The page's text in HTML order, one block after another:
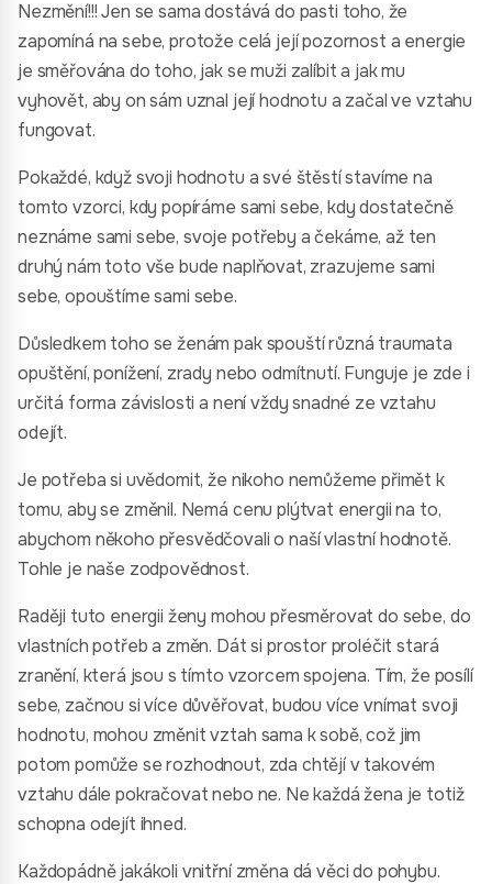
Nezmění!!! Jen se sama dostává do pasti toho, že
zapomíná na sebe, protože celá její pozornost a energie
je směřována do toho, jak se muži zalíbit a jak mu
vyhovět, aby on sám uznal její hodnotu a začal ve vztahu
fungovat.
Pokaždé, když svoji hodnotu a své štěstí stavíme na
tomto vzorci, kdy popíráme sami sebe, kdy dostatečně
neznáme sami sebe, svoje potřeby a čekáme, až ten
druhý nám toto vše bude naplňovat, zrazujeme sami
sebe, opouštíme sami sebe.
Důsledkem toho se ženám pak spouští různá traumata
opuštění, ponížení, zrady nebo odmítnutí. Funguje je zde i
určitá forma závislosti a není vždy snadné ze vztahu
odejít.
Je potřeba si uvědomit, že nikoho nemůžeme přimět k
tomu, aby se změnil. Nemá cenu plýtvat energii na to,
abychom někoho přesvědčovali o naší vlastní hodnotě.
Tohle je naše zodpovědnost.
Raději tuto energii ženy mohou přesměrovat do sebe, do
vlastních potřeb a změn. Dát si prostor proléčit stará
zranění, která jsou s tímto vzorcem spojena. Tím, že posílí
sebe, začnou si více důvěřovat, budou více vnímat svoji
hodnotu, mohou změnit vztah sama k sobě, což jim
potom pomůže se rozhodnout, zda chtějí v takovém
vztahu dále pokračovat nebo ne. Ne každá žena je totiž
schopna odejít ihned.
Každopádně jakákoli vnitřní změna dá věci do pohybu.